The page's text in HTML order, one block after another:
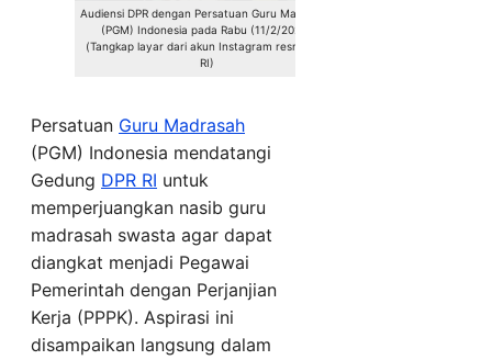
Audiensi DPR dengan Persatuan Guru Madrasah
(PGM) Indonesia pada Rabu (11/2/2026)
(Tangkap layar dari akun Instagram resmi DPR
RI)
Persatuan Guru Madrasah
(PGM) Indonesia mendatangi
Gedung DPR RI untuk
memperjuangkan nasib guru
madrasah swasta agar dapat
diangkat menjadi Pegawai
Pemerintah dengan Perjanjian
Kerja (PPPK). Aspirasi ini
disampaikan langsung dalam